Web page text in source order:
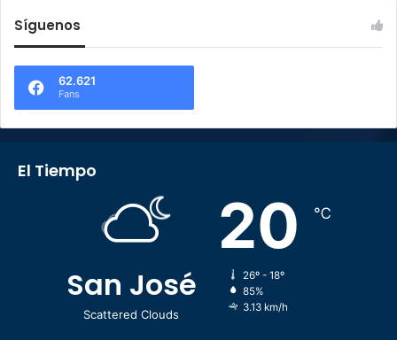
Síguenos
62.621
Fans
El Tiempo
San José
Scattered Clouds
20 ℃
26º - 18º
85%
3.13 km/h